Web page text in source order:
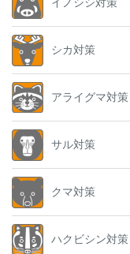
イノシシ対策
シカ対策
アライグマ対策
サル対策
クマ対策
ハクビシン対策